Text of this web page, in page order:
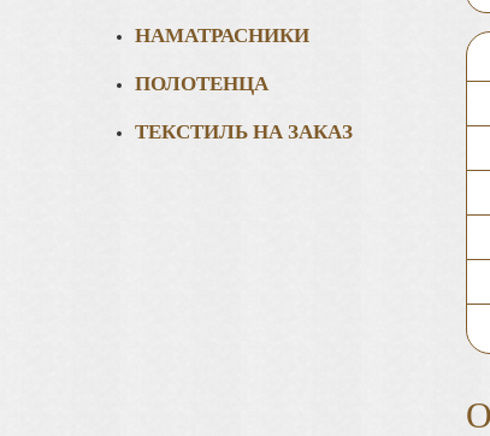
НАМАТРАСНИКИ
ПОЛОТЕНЦА
ТЕКСТИЛЬ НА ЗАКАЗ